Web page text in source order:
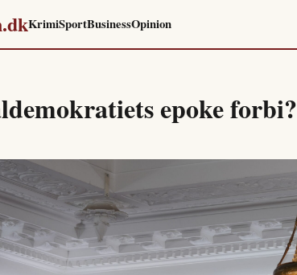
KrimiSportBusinessOpinion
epoke forbi?